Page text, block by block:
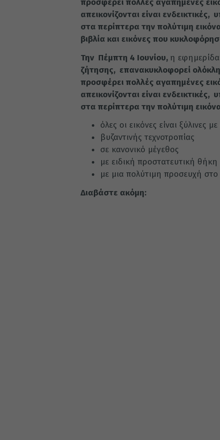
προσφέρει πολλές αγαπημένες
απεικονίζονται είναι
στα περίπτερα την πολύτιμη
βιβλία και εικόνες που
Την Πέμπτη 4 Ιουνίου, η
ζήτησης, επανακυκλοφορεί
προσφέρει πολλές αγαπημένες
απεικονίζονται είναι
στα περίπτερα την πολύτιμη
όλες οι εικόνες είναι ξύλινες
βυζαντινής τεχνοτροπίας
σε κανονικό μέγεθος
με ειδική προστατευτική θήκη
με μια πολύτιμη προσευχή
Διαβάστε ακόμη: